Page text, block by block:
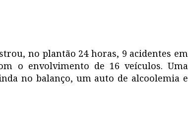
no plantão 24 horas, 9 acidentes em
o envolvimento de 16 veículos. Uma
no balanço, um auto de alcoolemia e